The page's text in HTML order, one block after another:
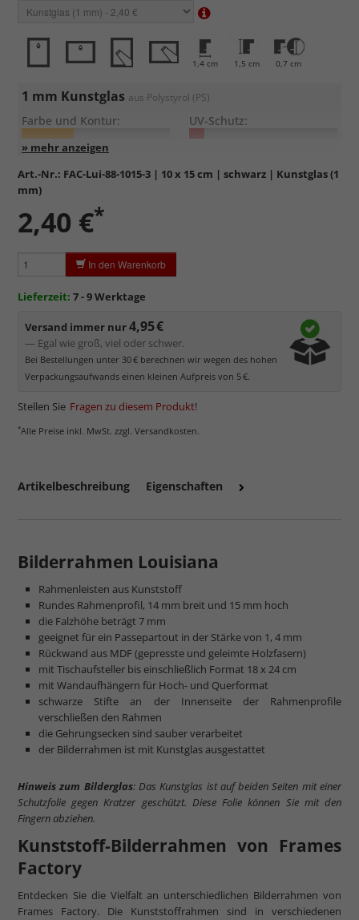
1,4 cm 1,5 cm 0,7 cm
1 mm Kunstglas aus Polystyrol (PS)
Farbe und Kontur: UV-Schutz:
Entspiegelung:
Günstig, leicht und bruchsicher
Sehr dünn, nicht formstabil
Formate ist somit etwas mühsam.
Ungleichmäßige Reflexionen
der biegsamen Scheibe.
die abgezogen werden muss.
Elektrostatischgeladen, dadurch werden Staub und feine
Partikel angezogen.
mehr zu Kunstglas und Acrylglas
Art.-Nr.: FAC-Lui-88-1015-3 | 10 x 15 cm | schwarz | Kunstglas (1
mm)
2,40 €*
In den Warenkorb
Lieferzeit: 7 - 9 Werktage
Versand immer nur4,95 €
— Egal wie groß, viel oder schwer.
Bei Bestellungen unter 30 € berechnen wir wegen des hohen
Verpackungsaufwands einen kleinen Aufpreis von 5 €.
Stellen Sie Fragen zu diesem Produkt!
*Alle Preise inkl. MwSt. zzgl. Versandkosten.
Artikelbeschreibung Eigenschaften
Bilderrahmen Louisiana
Rahmenleisten aus Kunststoff
Rundes Rahmenprofil, 14 mm breit und 15 mm hoch
die Falzhöhe beträgt 7 mm
geeignet für ein Passepartout in der Stärke von 1, 4 mm
Rückwand aus MDF (gepresste und geleimte Holzfasern)
mit Tischaufsteller bis einschließlich Format 18 x 24 cm
mit Wandaufhängern für Hoch- und Querformat
schwarze Stifte an der Innenseite der Rahmenprofile
verschließen den Rahmen
die Gehrungsecken sind sauber verarbeitet
der Bilderrahmen ist mit Kunstglas ausgestattet
Hinweis zum Bilderglas: Das Kunstglas ist auf beiden Seiten mit einer
Schutzfolie gegen Kratzer geschützt. Diese Folie können Sie mit den
Fingern abziehen.
Kunststoff-Bilderrahmen von Frames
Factory
Entdecken Sie die Vielfalt an unterschiedlichen Bilderrahmen von
Frames Factory. Die Kunststoffrahmen sind in verschiedenen